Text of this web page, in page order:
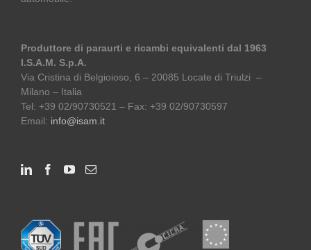
Produttore di paraurti e ricambi equivalenti dal 1963
I.S.A.M. S.p.A.
Via Cristina di Belgioioso, 6 – 20085 Locate di Triulzi –
Milano – Italia
Tel: +39 02/90730521 – Fax: +39 02/90730597
Email: info@isam.it